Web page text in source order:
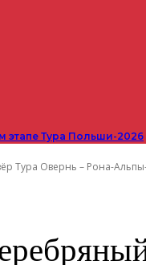
этапе Тура Польши-2026
Тура Овернь – Рона-